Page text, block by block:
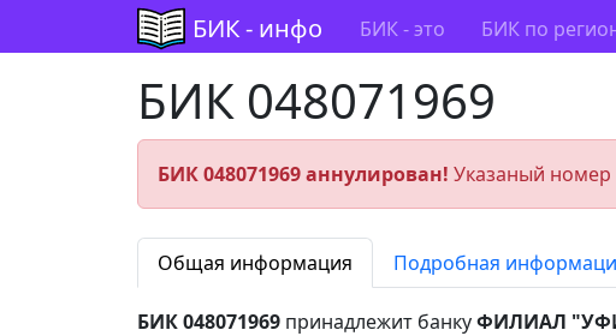
БИК - инфо БИК - это БИК по
БИК 048071969
БИК 048071969 аннулирован! Указаный
Общая информация Подробная
БИК 048071969 принадлежит банкуФИЛИАЛ